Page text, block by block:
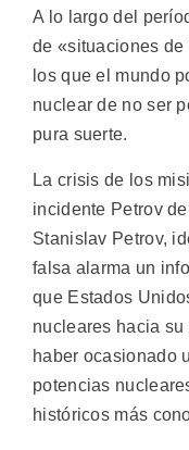
A lo largo del
de «situaciones de
los que el mundo
nuclear de no ser
pura suerte.
La crisis de los
incidente Petrov
Stanislav Petrov,
falsa alarma un
que Estados
nucleares hacia
haber ocasionado
potencias
históricos más